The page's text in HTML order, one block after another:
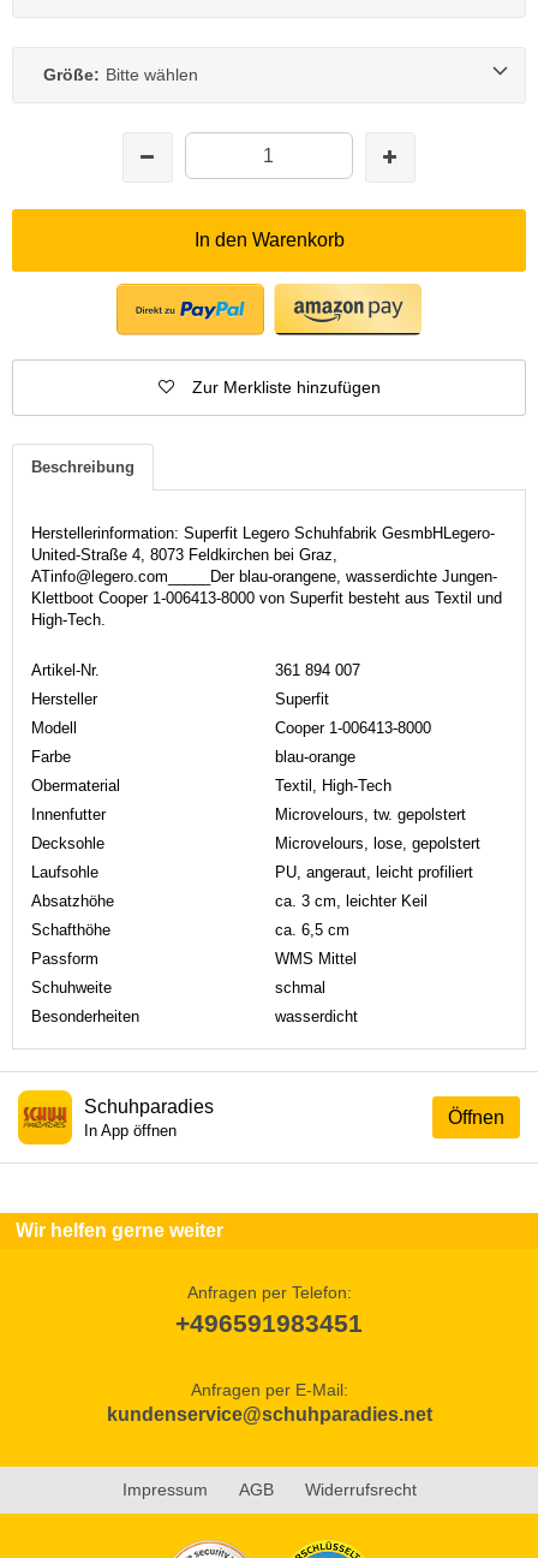
Größe: Bitte wählen
In den Warenkorb
Zur Merkliste hinzufügen
Beschreibung
Herstellerinformation: Superfit Legero Schuhfabrik GesmbHLegero-
United-Straße 4, 8073 Feldkirchen bei Graz,
ATinfo@legero.com_____Der blau-orangene, wasserdichte Jungen-
Klettboot Cooper 1-006413-8000 von Superfit besteht aus Textil und
High-Tech.
Artikel-Nr.
361 894 007
Hersteller
Superfit
Modell
Cooper 1-006413-8000
Farbe
blau-orange
Obermaterial
Textil, High-Tech
Innenfutter
Microvelours, tw. gepolstert
Decksohle
Microvelours, lose, gepolstert
Laufsohle
PU, angeraut, leicht profiliert
Absatzhöhe
ca. 3 cm, leichter Keil
Schafthöhe
ca. 6,5 cm
Passform
WMS Mittel
Schuhweite
schmal
Besonderheiten
wasserdicht
Öffnen
Schuhparadies
In App öffnen
Wir helfen gerne weiter
Anfragen per Telefon:
+496591983451
Anfragen per E-Mail:
kundenservice@schuhparadies.net
Impressum AGB Widerrufsrecht